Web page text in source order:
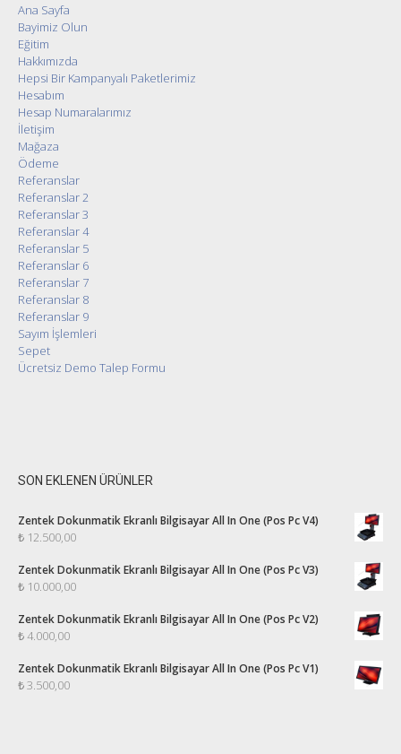
Ana Sayfa
Bayimiz Olun
Eğitim
Hakkımızda
Hepsi Bir Kampanyalı Paketlerimiz
Hesabım
Hesap Numaralarımız
İletişim
Mağaza
Ödeme
Referanslar
Referanslar 2
Referanslar 3
Referanslar 4
Referanslar 5
Referanslar 6
Referanslar 7
Referanslar 8
Referanslar 9
Sayım İşlemleri
Sepet
Ücretsiz Demo Talep Formu
SON EKLENEN ÜRÜNLER
Zentek Dokunmatik Ekranlı Bilgisayar All In One (Pos Pc V4)
₺ 12.500,00
Zentek Dokunmatik Ekranlı Bilgisayar All In One (Pos Pc V3)
₺ 10.000,00
Zentek Dokunmatik Ekranlı Bilgisayar All In One (Pos Pc V2)
₺4.000,00
Zentek Dokunmatik Ekranlı Bilgisayar All In One (Pos Pc V1)
₺3.500,00